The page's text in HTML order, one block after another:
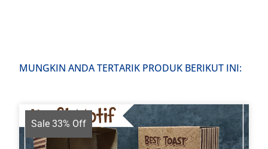
MUNGKIN ANDA TERTARIK PRODUK BERIKUT INI:
Sale 33% Off